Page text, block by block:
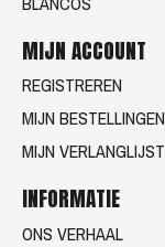
MIJN ACCOUNT
REGISTREREN
MIJN BESTELLINGEN
MIJN VERLANGLIJST
INFORMATIE
ONS VERHAAL